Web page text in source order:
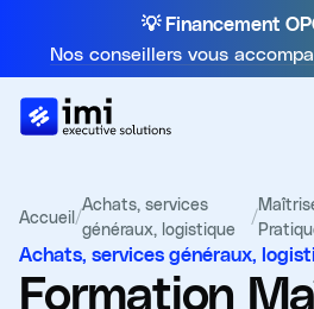
💡 Financement
Nos conseillers vous
Accueil/
Achats, services
généraux, logistique
/
Achats, services généraux,
Formation